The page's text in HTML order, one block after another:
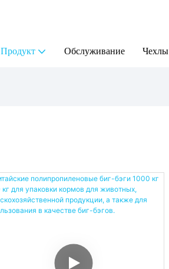
Продукт Обслуживание Чехлы